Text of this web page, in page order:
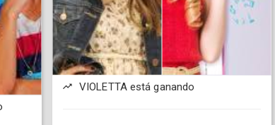
VIOLETTA está ganando